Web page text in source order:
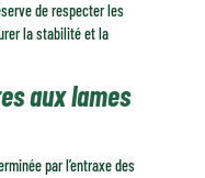
de respecter les
la stabilité et la
aux lames
par l’entraxe des